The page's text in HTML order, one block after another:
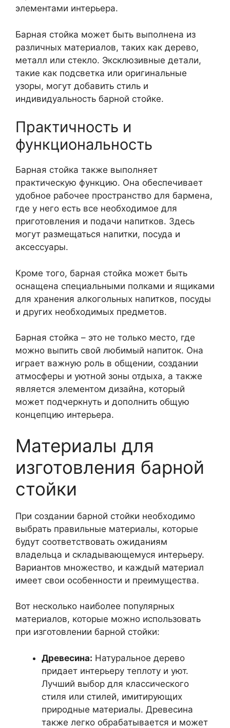
элементами интерьера.
Барная стойка может быть выполнена из
различных материалов, таких как дерево,
металл или стекло. Эксклюзивные детали,
такие как подсветка или оригинальные
узоры, могут добавить стиль и
индивидуальность барной стойке.
Практичность и
функциональность
Барная стойка также выполняет
практическую функцию. Она обеспечивает
удобное рабочее пространство для бармена,
где у него есть все необходимое для
приготовления и подачи напитков. Здесь
могут размещаться напитки, посуда и
аксессуары.
Кроме того, барная стойка может быть
оснащена специальными полками и ящиками
для хранения алкогольных напитков, посуды
и других необходимых предметов.
Барная стойка – это не только место, где
можно выпить свой любимый напиток. Она
играет важную роль в общении, создании
атмосферы и уютной зоны отдыха, а также
является элементом дизайна, который
может подчеркнуть и дополнить общую
концепцию интерьера.
Материалы для
изготовления барной
стойки
При создании барной стойки необходимо
выбрать правильные материалы, которые
будут соответствовать ожиданиям
владельца и складывающемуся интерьеру.
Вариантов множество, и каждый материал
имеет свои особенности и преимущества.
Вот несколько наиболее популярных
материалов, которые можно использовать
при изготовлении барной стойки:
Древесина: Натуральное дерево
придает интерьеру теплоту и уют.
Лучший выбор для классического
стиля или стилей, имитирующих
природные материалы. Древесина
также легко обрабатывается и может